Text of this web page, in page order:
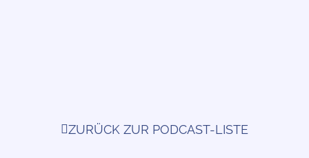
ZURÜCK ZUR PODCAST-LISTE